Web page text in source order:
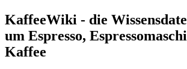
KaffeeWiki - die
um Espresso,
Kaffee